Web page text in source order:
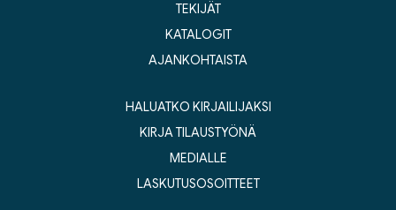
TEKIJÄT
KATALOGIT
AJANKOHTAISTA
HALUATKO KIRJAILIJAKSI
KIRJA TILAUSTYÖNÄ
MEDIALLE
LASKUTUSOSOITTEET